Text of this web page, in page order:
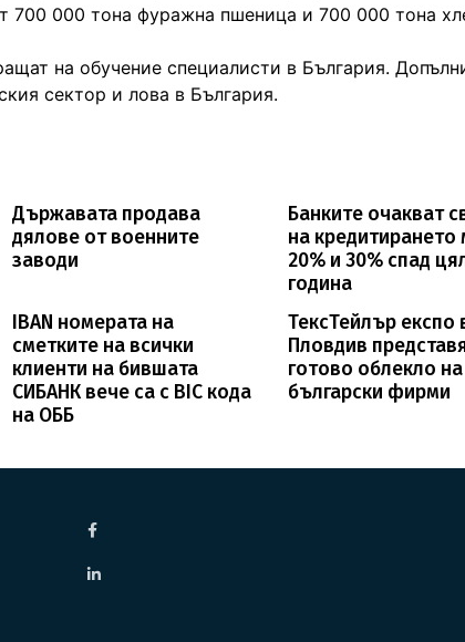
700 000 тона фуражна пшеница и 700 000 тона
на обучение специалисти в България.
сектор и лова в България.
Държавата продава
дялове от военните
заводи
Банките очакват
на кредитирането
20% и 30% спад
година
IBAN номерата на
сметките на всички
клиенти на бившата
СИБАНК вече са с BIC кода
на ОББ
ТексТейлър експо
Пловдив
готово облекло на
български фирми